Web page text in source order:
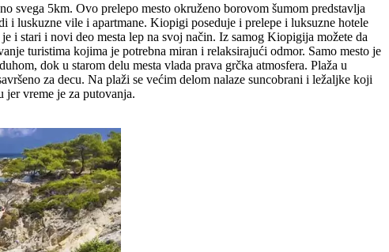
svega 5km. Ovo prelepo mesto okruženo borovom šumom predstavlja
luskuzne vile i apartmane. Kiopigi poseduje i prelepe i luksuzne hotele
i stari i novi deo mesta lep na svoj način. Iz samog Kiopigija možete da
turistima kojima je potrebna miran i relaksirajući odmor. Samo mesto je
dok u starom delu mesta vlada prava grčka atmosfera. Plaža u
za decu. Na plaži se većim delom nalaze suncobrani i ležaljke koji
jer vreme je za putovanja.